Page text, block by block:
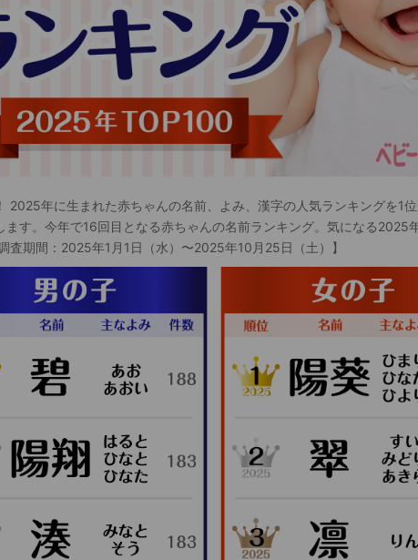
2025年に生まれた赤ちゃんの名前、よみ、漢字の人気ランキングを1
ます。今年で16回目となる赤ちゃんの名前ランキング。気になる2025
査期間：2025年1月1日（水）〜2025年10月25日（土）】